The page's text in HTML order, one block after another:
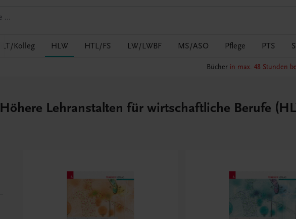
Kolleg HLW HTL/FS LW/LWBF MS/ASO Pflege PTS
Bücher in max. 48 Stunden
Lehranstalten für wirtschaftliche Berufe